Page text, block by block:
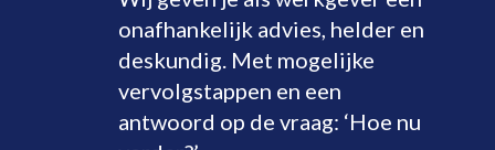
onafhankelijk advies, helder en
deskundig. Met mogelijke
vervolgstappen en een
antwoord op de vraag: ‘Hoe nu